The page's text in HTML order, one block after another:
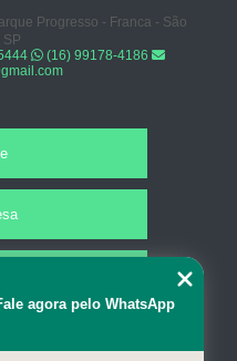
Progresso - Franca - São
SP
(16) 99178-4186
agora pelo WhatsApp